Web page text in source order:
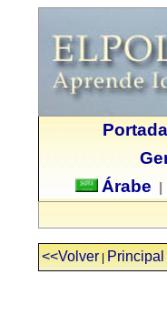
Portada
Árabe
<<Volver|Principal